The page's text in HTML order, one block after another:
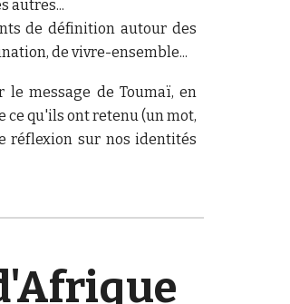
autres...
de définition autour des
de vivre-ensemble...
le message de Toumaï, en
ce qu'ils ont retenu (un mot,
réflexion sur nos identités